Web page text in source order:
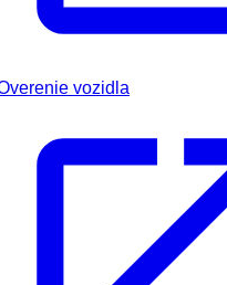
vozidla
vozidlá / stroje
ruky autožeriavy
nosiče kontajnerov
prívesy nadstavby
člny, lietadlá/vznášadlá